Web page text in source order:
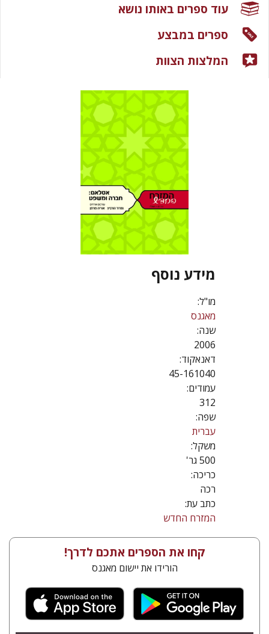
מידע נוסף
מו"ל:
מאגנס
שנה:
2006
דאנאקוד:
45-161040
עמודים:
312
שפה:
עברית
משקל:
500 גר'
כריכה:
רכה
כתב עת:
המזרח החדש
עוד ספרים באותו נושא
ספרים במבצע
המלצות הצוות
קחו את הספרים אתכם לדרך!
הורידו את יישום מאגנס